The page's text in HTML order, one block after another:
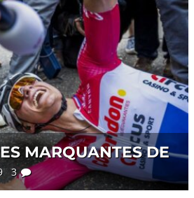
MARQUANTES DE
3